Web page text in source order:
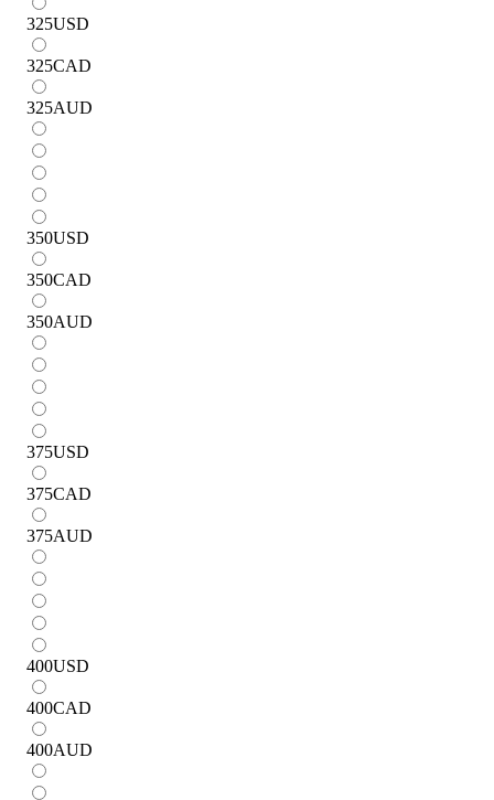
325USD
325CAD
325AUD
350USD
350CAD
350AUD
375USD
375CAD
375AUD
400USD
400CAD
400AUD